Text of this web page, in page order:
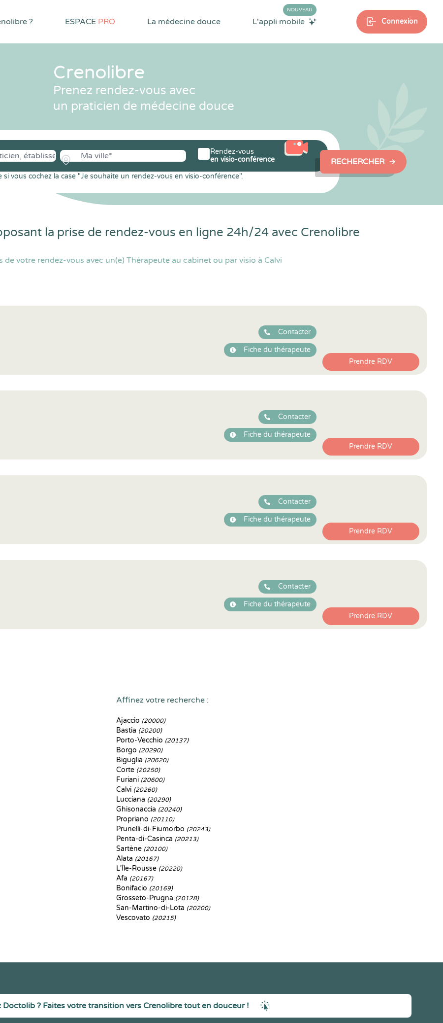
? ESPACE PRO La médecine douce L'appli mobile
NOUVEAU
Connexion
Crenolibre
Prenez rendez-vous avec
un praticien de médecine douce
vous cochez la case "Je souhaite un rendez-vous en visio-conférence".
Rendez-vous
en visio-conférence
RECHERCHER
la prise de rendez-vous en ligne 24h/24 avec Crenolibre
votre rendez-vous avec un(e) Thérapeute au cabinet ou par visio à Calvi
Contacter
Fiche du thérapeute
Prendre RDV
Contacter
Fiche du thérapeute
Prendre RDV
Contacter
Fiche du thérapeute
Prendre RDV
Contacter
Fiche du thérapeute
Prendre RDV
Affinez votre recherche :
Ajaccio (20000)
Bastia (20200)
Porto-Vecchio (20137)
Borgo (20290)
Biguglia (20620)
Corte (20250)
Furiani (20600)
Calvi (20260)
Lucciana (20290)
Ghisonaccia (20240)
Propriano (20110)
Prunelli-di-Fiumorbo (20243)
Penta-di-Casinca (20213)
Sartène (20100)
Alata (20167)
L'Île-Rousse (20220)
Afa (20167)
Bonifacio (20169)
Grosseto-Prugna (20128)
San-Martino-di-Lota (20200)
Vescovato (20215)
Doctolib ? Faites votre transition vers Crenolibre tout en douceur !